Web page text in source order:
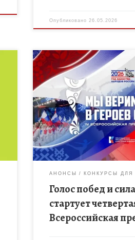
Опубликовано26.05.2026
В июне 2026 года при
фонда культурных инициатив
этап масштабного проекта,
творчество и любовь к
АНОНСЫ КОНКУРСЫ ДЛЯ
Голос побед и
стартует
Всероссийская